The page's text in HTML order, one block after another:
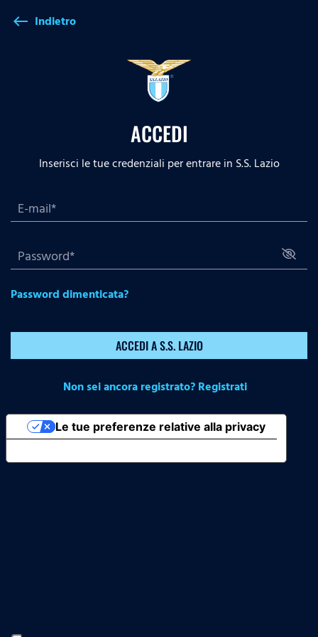
west Indietro
ACCEDI
Inserisci le tue credenziali per entrare in S.S. Lazio
Password dimenticata?
ACCEDI A S.S. LAZIO
Non sei ancora registrato? Registrati
Le tue preferenze relative alla privacy